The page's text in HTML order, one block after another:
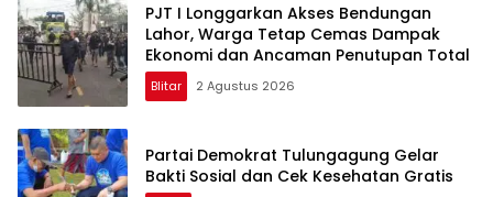
PJT I Longgarkan Akses Bendungan
Lahor, Warga Tetap Cemas Dampak
Ekonomi dan Ancaman Penutupan Total
Blitar 2 Agustus 2026
Partai Demokrat Tulungagung Gelar
Bakti Sosial dan Cek Kesehatan Gratis